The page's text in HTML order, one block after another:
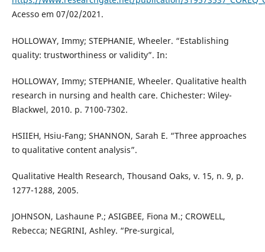
Acesso em 07/02/2021.
HOLLOWAY, Immy; STEPHANIE, Wheeler. “Establishing
quality: trustworthiness or validity”. In:
HOLLOWAY, Immy; STEPHANIE, Wheeler. Qualitative health
research in nursing and health care. Chichester: Wiley-
Blackwel, 2010. p. 7100-7302.
HSIIEH, Hsiu-Fang; SHANNON, Sarah E. “Three approaches
to qualitative content analysis”.
Qualitative Health Research, Thousand Oaks, v. 15, n. 9, p.
1277-1288, 2005.
JOHNSON, Lashaune P.; ASIGBEE, Fiona M.; CROWELL,
Rebecca; NEGRINI, Ashley. “Pre-surgical,